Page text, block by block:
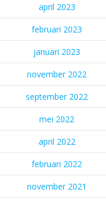
april 2023
februari 2023
januari 2023
november 2022
september 2022
mei 2022
april 2022
februari 2022
november 2021